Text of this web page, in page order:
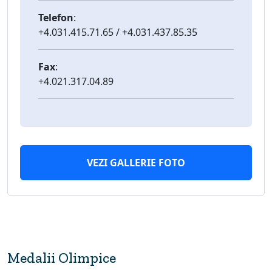
Telefon:
+4.031.415.71.65 / +4.031.437.85.35
Fax:
+4.021.317.04.89
VEZI GALLERIE FOTO
Medalii Olimpice